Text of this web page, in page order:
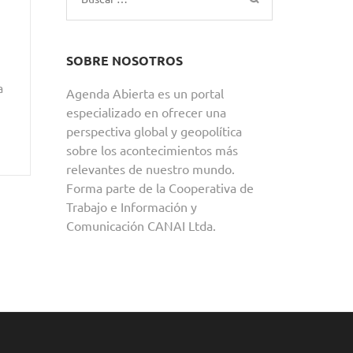
SOBRE NOSOTROS
Agenda Abierta es un portal
especializado en ofrecer una
perspectiva global y geopolítica
sobre los acontecimientos más
relevantes de nuestro mundo.
Forma parte de la Cooperativa de
Trabajo e Información y
Comunicación CANAI Ltda.